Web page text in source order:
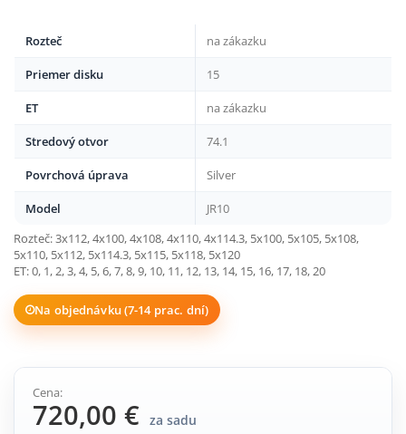
Rozteč na zákazku
Priemer disku 15
ET na zákazku
Stredový otvor 74.1
Povrchová úprava Silver
Model
JR10
Rozteč: 3x112, 4x100, 4x108, 4x110, 4x114.3, 5x100, 5x105, 5x108,
5x110, 5x112, 5x114.3, 5x115, 5x118, 5x120
ET: 0, 1, 2, 3, 4, 5, 6, 7, 8, 9, 10, 11, 12, 13, 14, 15, 16, 17, 18, 20
Na objednávku (7-14 prac. dní)
Cena:
720,00 € za sadu